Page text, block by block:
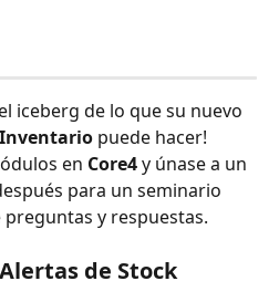
iceberg de lo que su nuevo
puede hacer!
en Core4 y únase a un
para un seminario
y respuestas.
de Stock